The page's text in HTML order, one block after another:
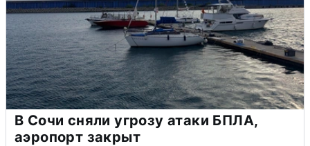
В Сочи сняли угрозу атаки БПЛА,
аэропорт закрыт